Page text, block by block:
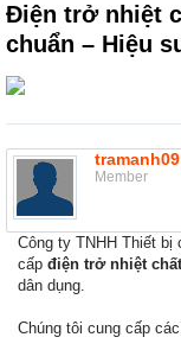
Điện trở nhiệt
chuẩn – Hiệu
tramanh09
Member
Công ty TNHH Thiết bị
cấp điện trở nhiệt
dân dụng.
Chúng tôi cung cấp